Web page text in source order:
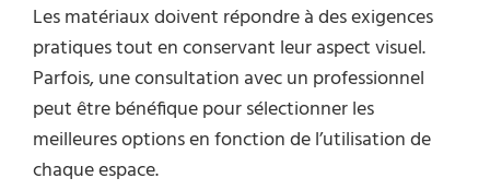
Les matériaux doivent répondre à des exigences
pratiques tout en conservant leur aspect visuel.
Parfois, une consultation avec un professionnel
peut être bénéfique pour sélectionner les
meilleures options en fonction de l’utilisation de
chaque espace.